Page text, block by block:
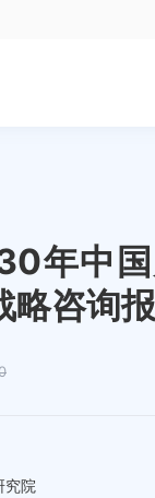
年中国
略咨询
究院